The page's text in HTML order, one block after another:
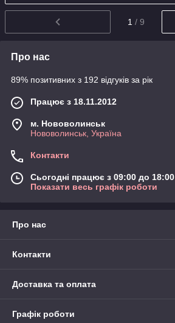
1 / 9
Про нас
89% позитивних з 192 відгуків за рік
Працює з 18.11.2012
м. Нововолинськ
Нововолинськ, Україна
Контакти
Сьогодні працює з 09:00 до 18:00
Показати весь графік роботи
Про нас
Контакти
Доставка та оплата
Графік роботи